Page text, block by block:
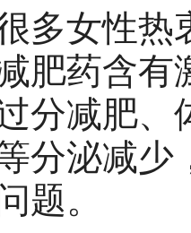
女性热
肥药含有
分减肥、
分泌减少
题。